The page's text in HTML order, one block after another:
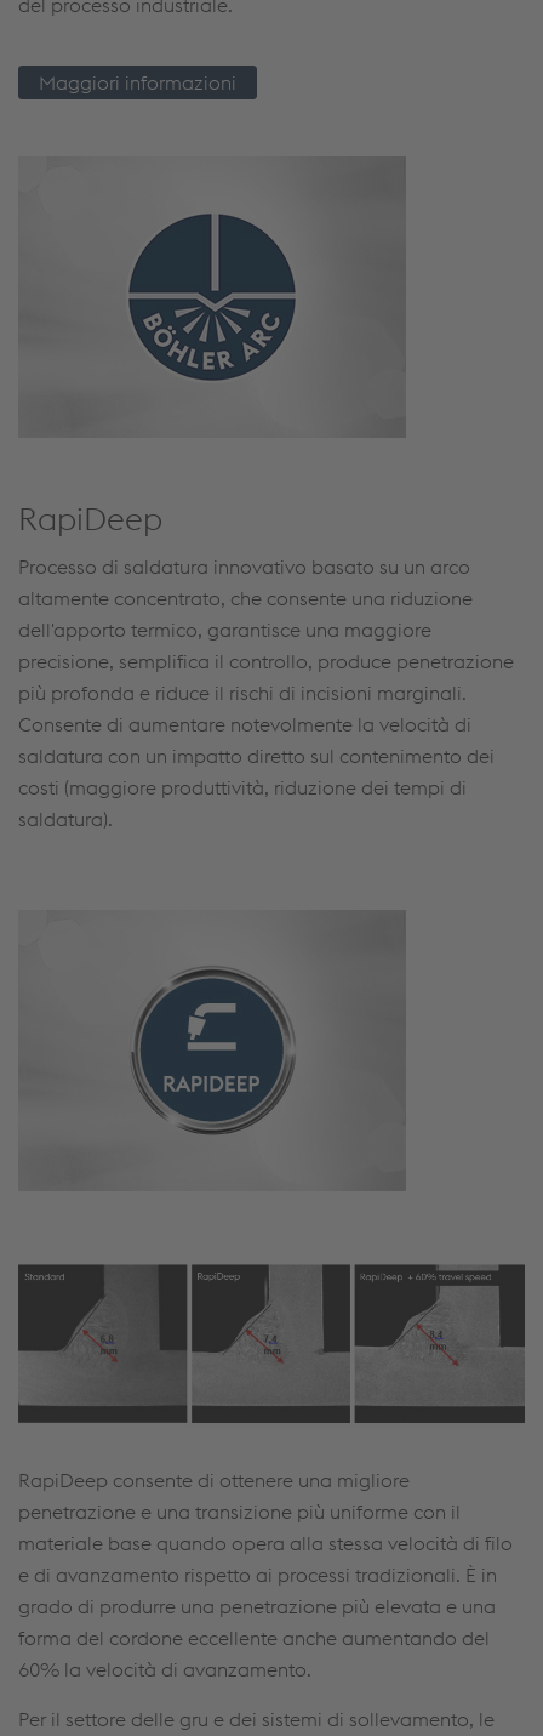
Maggiori informazioni
RapiDeep
Processo di saldatura innovativo basato su un arco
altamente concentrato, che consente una riduzione
dell'apporto termico, garantisce una maggiore
precisione, semplifica il controllo, produce penetrazione
più profonda e riduce il rischi di incisioni marginali.
Consente di aumentare notevolmente la velocità di
saldatura con un impatto diretto sul contenimento dei
costi (maggiore produttività, riduzione dei tempi di
saldatura).
RapiDeep consente di ottenere una migliore
penetrazione e una transizione più uniforme con il
materiale base quando opera alla stessa velocità di filo
e di avanzamento rispetto ai processi tradizionali. È in
grado di produrre una penetrazione più elevata e una
forma del cordone eccellente anche aumentando del
60% la velocità di avanzamento.
Per il settore delle gru e dei sistemi di sollevamento, le